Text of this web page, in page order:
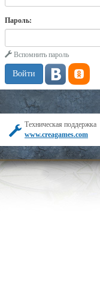
Пароль:
Вспомнить пароль
Техническая поддержка
www.creagames.com